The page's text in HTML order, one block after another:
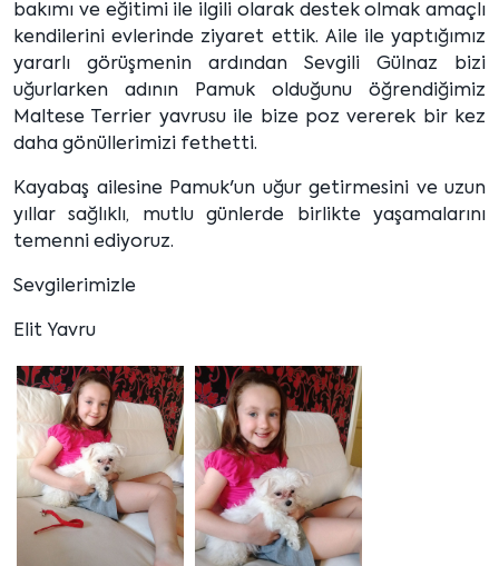
bakımı ve eğitimi ile ilgili olarak destek olmak amaçlı
kendilerini evlerinde ziyaret ettik. Aile ile yaptığımız
yararlı görüşmenin ardından Sevgili Gülnaz bizi
uğurlarken adının Pamuk olduğunu öğrendiğimiz
Maltese Terrier yavrusu ile bize poz vererek bir kez
daha gönüllerimizi fethetti.
Kayabaş ailesine Pamuk'un uğur getirmesini ve uzun
yıllar sağlıklı, mutlu günlerde birlikte yaşamalarını
temenni ediyoruz.
Sevgilerimizle
Elit Yavru